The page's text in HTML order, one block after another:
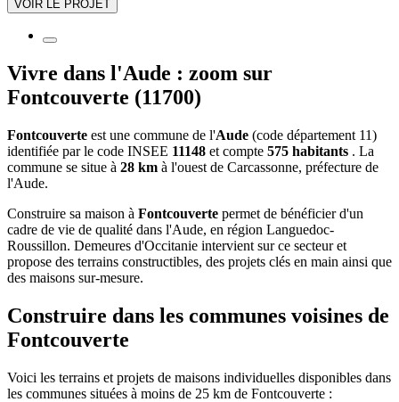
VOIR LE PROJET
Vivre dans l'Aude : zoom sur
Fontcouverte (11700)
Fontcouverte est une commune de l'Aude (code département 11)
identifiée par le code INSEE 11148 et compte 575 habitants . La
commune se situe à 28 km à l'ouest de Carcassonne, préfecture de
l'Aude.
Construire sa maison à Fontcouverte permet de bénéficier d'un
cadre de vie de qualité dans l'Aude, en région Languedoc-
Roussillon. Demeures d'Occitanie intervient sur ce secteur et
propose des terrains constructibles, des projets clés en main ainsi que
des maisons sur-mesure.
Construire dans les communes voisines de
Fontcouverte
Voici les terrains et projets de maisons individuelles disponibles dans
les communes situées à moins de 25 km de Fontcouverte :